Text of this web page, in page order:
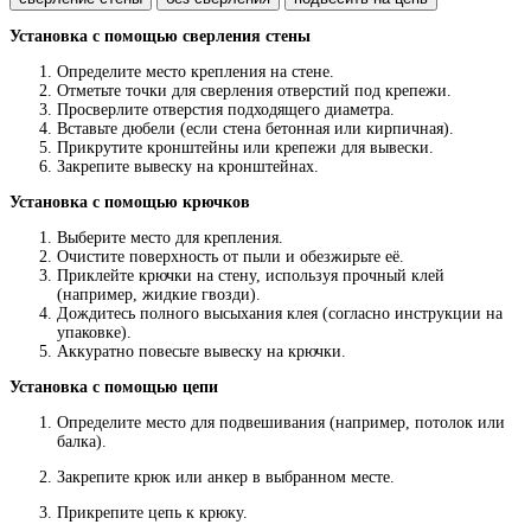
Установка с помощью сверления стены
Определите место крепления на стене.
Отметьте точки для сверления отверстий под крепежи.
Просверлите отверстия подходящего диаметра.
Вставьте дюбели (если стена бетонная или кирпичная).
Прикрутите кронштейны или крепежи для вывески.
Закрепите вывеску на кронштейнах.
Установка с помощью крючков
Выберите место для крепления.
Очистите поверхность от пыли и обезжирьте её.
Приклейте крючки на стену, используя прочный клей
(например, жидкие гвозди).
Дождитесь полного высыхания клея (согласно инструкции на
упаковке).
Аккуратно повесьте вывеску на крючки.
Установка с помощью цепи
Определите место для подвешивания (например, потолок или
балка).
Закрепите крюк или анкер в выбранном месте.
Прикрепите цепь к крюку.